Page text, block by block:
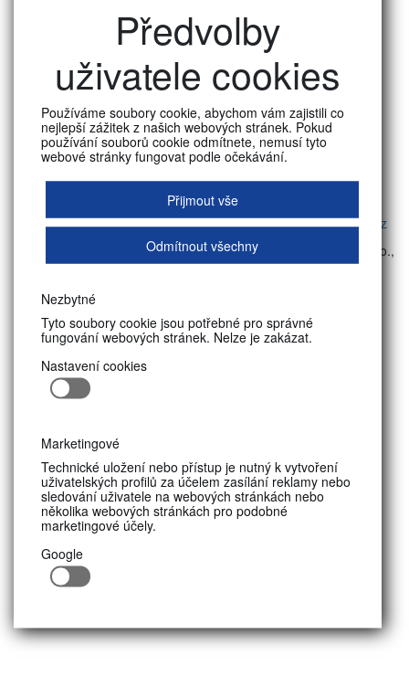
PŘÍSTUPNOST
JÍDELNÍ
Kontakt
Sekretariát školy
17. listopadu 177, 542 34
Malé Svatoňovice
Tel: +420 725 387 199
Email:
svatonovice@bpakademie.cz
© 2026 Bezpečnostně právní akademie Malé Svatoňovice, s. r. o.,
střední škola
Předvolby
uživatele cookies
Používáme soubory cookie, abychom vám zajistili co
nejlepší zážitek z našich webových stránek. Pokud
používání souborů cookie odmítnete, nemusí tyto
webové stránky fungovat podle očekávání.
Přijmout vše
Odmítnout všechny
Nezbytné
Tyto soubory cookie jsou potřebné pro správné
fungování webových stránek. Nelze je zakázat.
Nastavení cookies
Marketingové
Technické uložení nebo přístup je nutný k vytvoření
uživatelských profilů za účelem zasílání reklamy nebo
sledování uživatele na webových stránkách nebo
několika webových stránkách pro podobné
marketingové účely.
Google